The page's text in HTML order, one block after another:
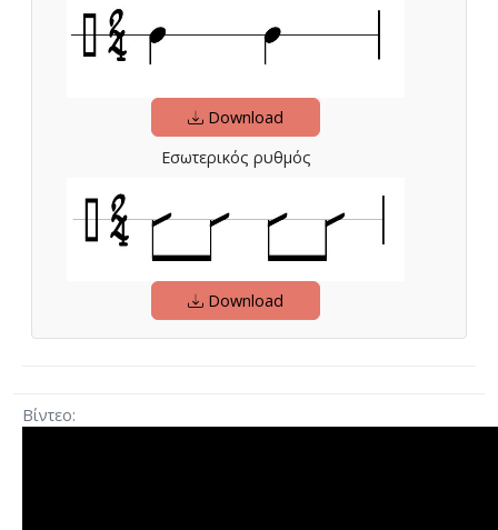
Download
Εσωτερικός ρυθμός
Download
Βίντεο